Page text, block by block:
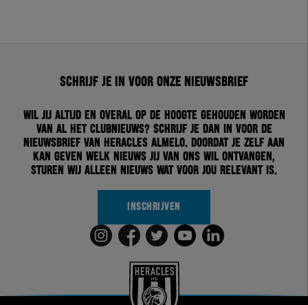
Schrijf je in voor onze nieuwsbrief
Wil jij altijd en overal op de hoogte gehouden worden
van al het clubnieuws? Schrijf je dan in voor de
nieuwsbrief van Heracles Almelo. Doordat je zelf aan
kan geven welk nieuws jij van ons wil ontvangen,
sturen wij alleen nieuws wat voor jou relevant is.
INSCHRIJVEN